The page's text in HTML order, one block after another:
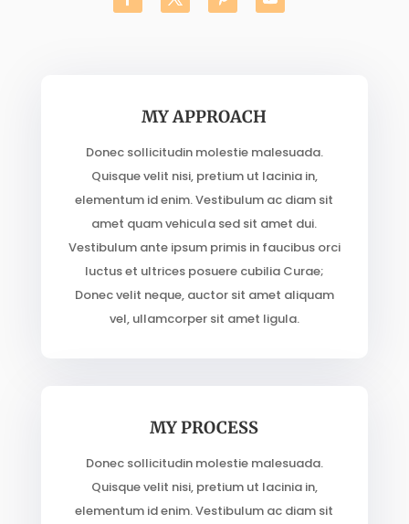
MY APPROACH
Donec sollicitudin molestie malesuada.
Quisque velit nisi, pretium ut lacinia in,
elementum id enim. Vestibulum ac diam sit
amet quam vehicula sed sit amet dui.
Vestibulum ante ipsum primis in faucibus orci
luctus et ultrices posuere cubilia Curae;
Donec velit neque, auctor sit amet aliquam
vel, ullamcorper sit amet ligula.
MY PROCESS
Donec sollicitudin molestie malesuada.
Quisque velit nisi, pretium ut lacinia in,
elementum id enim. Vestibulum ac diam sit